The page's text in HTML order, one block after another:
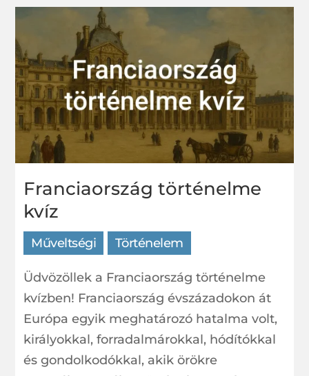
Franciaország történelme
kvíz
Műveltségi Történelem
Üdvözöllek a Franciaország történelme
kvízben! Franciaország évszázadokon át
Európa egyik meghatározó hatalma volt,
királyokkal, forradalmárokkal, hódítókkal
és gondolkodókkal, akik örökre